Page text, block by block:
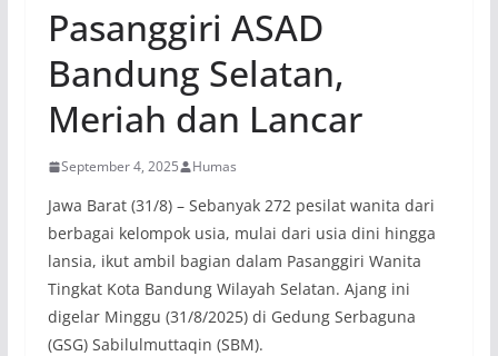
Pasanggiri ASAD
Bandung Selatan,
Meriah dan Lancar
September 4, 2025 Humas
Jawa Barat (31/8) – Sebanyak 272 pesilat wanita dari
berbagai kelompok usia, mulai dari usia dini hingga
lansia, ikut ambil bagian dalam Pasanggiri Wanita
Tingkat Kota Bandung Wilayah Selatan. Ajang ini
digelar Minggu (31/8/2025) di Gedung Serbaguna
(GSG) Sabilulmuttaqin (SBM).